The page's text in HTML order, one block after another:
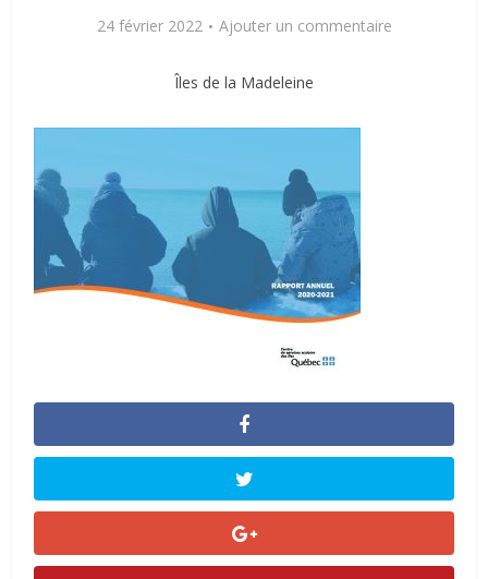
24 février 2022 Ajouter un commentaire
Îles de la Madeleine